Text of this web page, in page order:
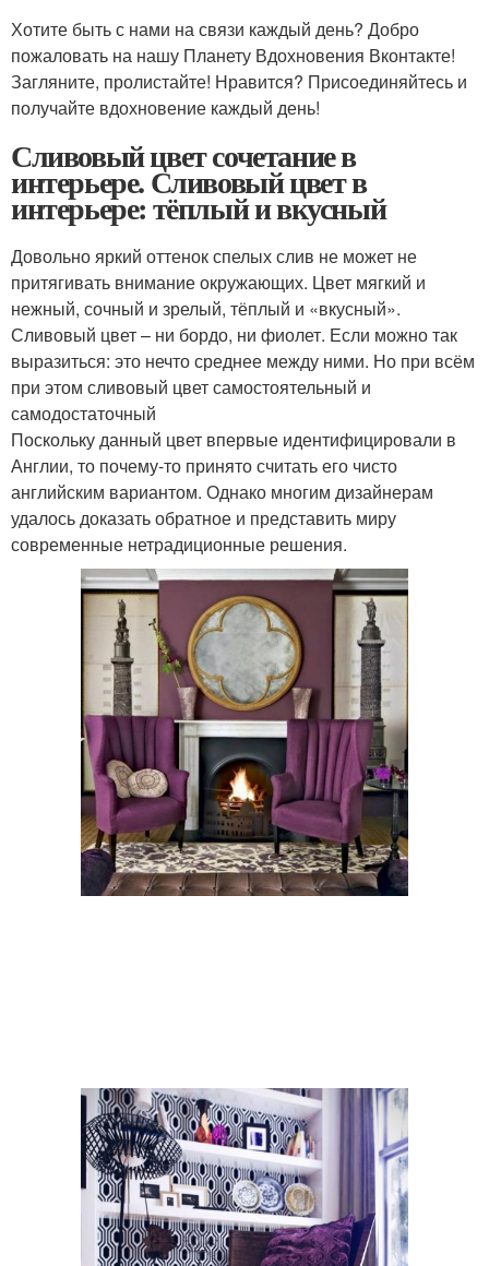
Хотите быть с нами на связи каждый день? Добро
пожаловать на нашу Планету Вдохновения Вконтакте!
Загляните, пролистайте! Нравится? Присоединяйтесь и
получайте вдохновение каждый день!
Сливовый цвет сочетание в
интерьере. Сливовый цвет в
интерьере: тёплый и вкусный
Довольно яркий оттенок спелых слив не может не
притягивать внимание окружающих. Цвет мягкий и
нежный, сочный и зрелый, тёплый и «вкусный».
Сливовый цвет – ни бордо, ни фиолет. Если можно так
выразиться: это нечто среднее между ними. Но при всём
при этом сливовый цвет самостоятельный и
самодостаточный
Поскольку данный цвет впервые идентифицировали в
Англии, то почему-то принято считать его чисто
английским вариантом. Однако многим дизайнерам
удалось доказать обратное и представить миру
современные нетрадиционные решения.